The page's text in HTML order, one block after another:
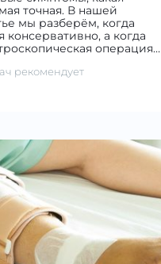
точная. В нашей
мы разберём, когда
консервативно, а когда
операция…
рекомендует